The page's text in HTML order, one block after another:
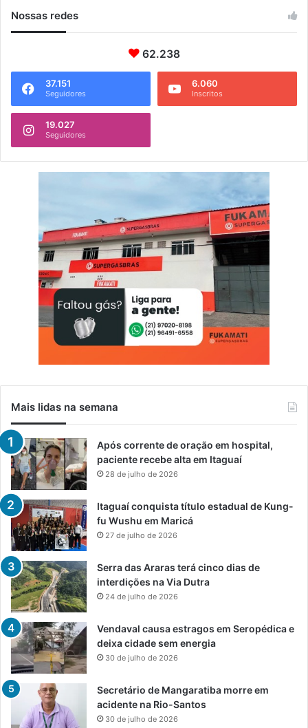
Nossas redes
62.238
37.151
Seguidores
6.060
Inscritos
19.027
Seguidores
Mais lidas na semana
Após corrente de oração em hospital,
paciente recebe alta em Itaguaí
28 de julho de 2026
Itaguaí conquista título estadual de Kung-
fu Wushu em Maricá
27 de julho de 2026
Serra das Araras terá cinco dias de
interdições na Via Dutra
24 de julho de 2026
Vendaval causa estragos em Seropédica e
deixa cidade sem energia
30 de julho de 2026
Secretário de Mangaratiba morre em
acidente na Rio-Santos
30 de julho de 2026